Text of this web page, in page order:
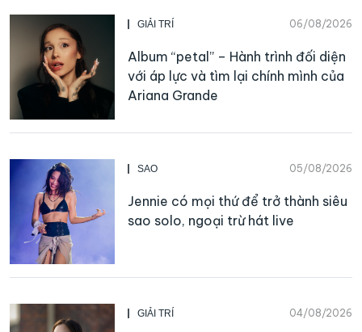
GIẢI TRÍ 06/08/2026
Album “petal” – Hành trình đối diện
với áp lực và tìm lại chính mình của
Ariana Grande
SAO 05/08/2026
Jennie có mọi thứ để trở thành siêu
sao solo, ngoại trừ hát live
GIẢI TRÍ 04/08/2026